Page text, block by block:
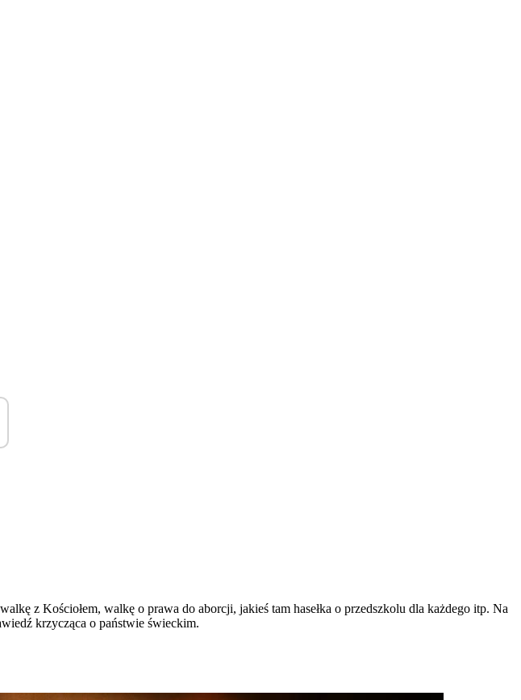
z Kościołem, walkę o prawa do aborcji, jakieś tam hasełka o przedszkolu dla każdego itp. Na
krzycząca o państwie świeckim.